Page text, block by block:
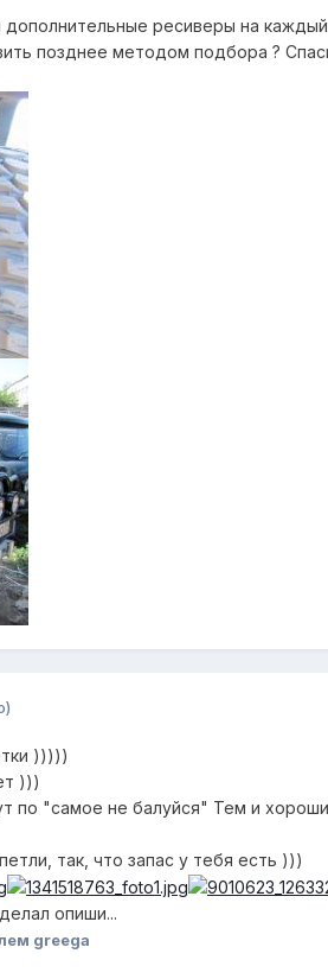
ресиверы на
позднее методом подбора ?
)))))
)))
по "самое не балуйся" Тем и
так, что запас у тебя есть )))
опиши...
greega